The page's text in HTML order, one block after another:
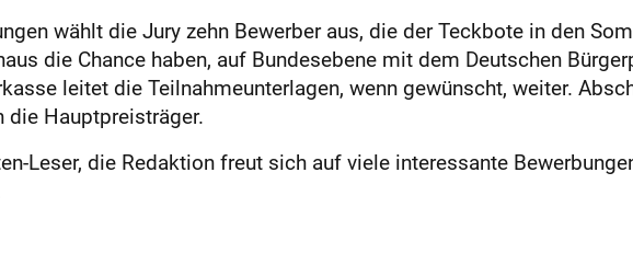
wählt die Jury zehn Bewerber aus, die der Teckbote in den
die Chance haben, auf Bundesebene mit dem Deutschen
leitet die Teilnahmeunterlagen, wenn gewünscht, weiter.
die Hauptpreisträger.
Leser, die Redaktion freut sich auf viele interessante